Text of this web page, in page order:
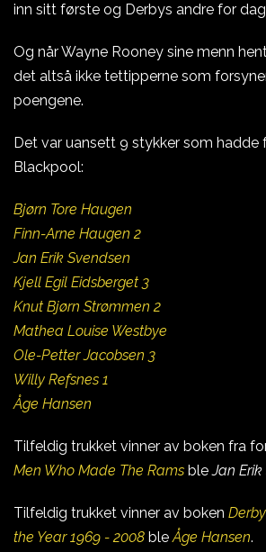
inn sitt første og Derbys andre for
Og når Wayne Rooney sine menn
det altså ikke tettipperne som
poengene.
Det var uansett 9 stykker som
Blackpool:
Bjørn Tore Haugen
Finn-Arne Haugen 2
Jan Erik Svendsen
Kjell Egil Eidsberget 3
Knut Bjørn Strømmen 2
Mathea Louise Westbye
Ole-Petter Jacobsen 3
Willy Refsnes 1
Åge Hansen
Tilfeldig trukket vinner av boken fra
Men Who Made The Rams bleJan
Tilfeldig trukket vinner av boken
the Year 1969 - 2008 bleÅge Hansen.